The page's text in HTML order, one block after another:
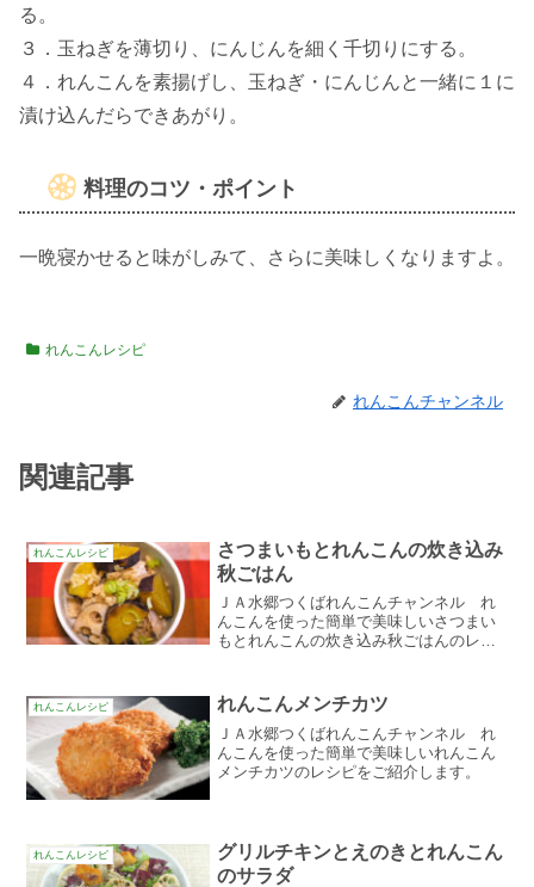
る。
３．玉ねぎを薄切り、にんじんを細く千切りにする。
４．れんこんを素揚げし、玉ねぎ・にんじんと一緒に１に
漬け込んだらできあがり。
料理のコツ・ポイント
一晩寝かせると味がしみて、さらに美味しくなりますよ。
れんこんレシピ
れんこんチャンネル
関連記事
れんこんレシピ
さつまいもとれんこんの炊き込み
秋ごはん
ＪＡ水郷つくばれんこんチャンネル れ
んこんを使った簡単で美味しいさつまい
もとれんこんの炊き込み秋ごはんのレシ
れんこんレシピ れんこんメンチカツ
ＪＡ水郷つくばれんこんチャンネル れ
んこんを使った簡単で美味しいれんこん
メンチカツのレシピをご紹介します。
れんこんレシピ
グリルチキンとえのきとれんこん
のサラダ